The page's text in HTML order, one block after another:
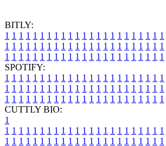
BITLY:
1 1 1 1 1 1 1 1 1 1 1 1 1 1 1 1 1 1 1 1 1 1 1
1 1 1 1 1 1 1 1 1 1 1 1 1 1 1 1 1 1 1 1 1 1 1
1 1 1 1 1 1 1 1 1 1 1 1 1 1 1 1 1 1 1 1 1 1 1
SPOTIFY:
1 1 1 1 1 1 1 1 1 1 1 1 1 1 1 1 1 1 1 1 1 1 1
1 1 1 1 1 1 1 1 1 1 1 1 1 1 1 1 1 1 1 1 1 1 1
1 1 1 1 1 1 1 1 1 1 1 1 1 1 1 1 1 1 1 1 1 1 1
CUTTLY BIO:
1
1 1 1 1 1 1 1 1 1 1 1 1 1 1 1 1 1 1 1 1 1 1 1
1 1 1 1 1 1 1 1 1 1 1 1 1 1 1 1 1 1 1 1 1 1 1